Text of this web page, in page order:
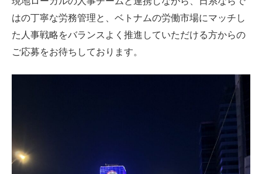
はの丁寧な労務管理と、ベトナムの労働市場にマッチし
た人事戦略をバランスよく推進していただける方からの
ご応募をお待ちしております。